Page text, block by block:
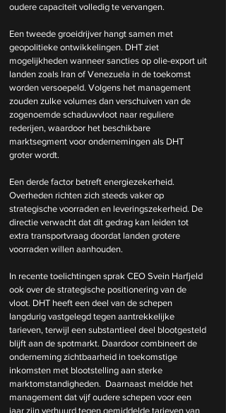
oudere capaciteit volledig te vervangen.
Een tweede groeidrijver hangt samen met
geopolitieke ontwikkelingen. DHT ziet
mogelijkheden wanneer sancties op olie-export uit
landen zoals Iran of Venezuela in de toekomst
worden versoepeld. Volgens het management
zouden zulke volumes dan verschuiven van de
zogenoemde schaduwvloot naar reguliere
rederijen, waardoor het beschikbare
marktsegment voor ondernemingen als DHT
groter wordt.
Een derde factor betreft energiezekerheid.
Overheden richten zich steeds vaker op
strategische voorraden en leveringszekerheid. De
directie verwacht dat dit gedrag kan leiden tot
extra transportvraag doordat landen grotere
voorraden willen aanhouden.
In recente toelichtingen sprak CEO Svein Harfjeld
ook over de strategische positionering van de
vloot. DHT heeft een deel van de schepen
langdurig vastgelegd tegen aantrekkelijke
tarieven, terwijl een substantieel deel blootgesteld
blijft aan de spotmarkt. Daardoor combineert de
onderneming zichtbaarheid in toekomstige
inkomsten met blootstelling aan sterke
marktomstandigheden.  Daarnaast meldde het
management dat vijf oudere schepen voor een
jaar zijn verhuurd tegen gemiddelde tarieven van